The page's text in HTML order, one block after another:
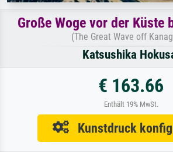
Große Woge vor der Küste
(The Great Wave off
Katsushika
€ 163.66
Enthält 19% MwSt.
Kunstdruck